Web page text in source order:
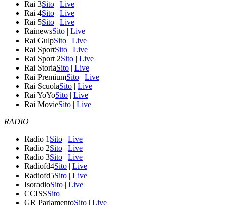
Rai 3Sito | Live
Rai 4Sito | Live
Rai 5Sito | Live
RainewsSito | Live
Rai GulpSito | Live
Rai SportSito | Live
Rai Sport 2Sito | Live
Rai StoriaSito | Live
Rai PremiumSito | Live
Rai ScuolaSito | Live
Rai YoYoSito | Live
Rai MovieSito | Live
RADIO
Radio 1 Sito | Live
Radio 2Sito | Live
Radio 3Sito | Live
Radiofd4Sito | Live
Radiofd5Sito | Live
IsoradioSito | Live
CCISSSito
GR ParlamentoSito | Live